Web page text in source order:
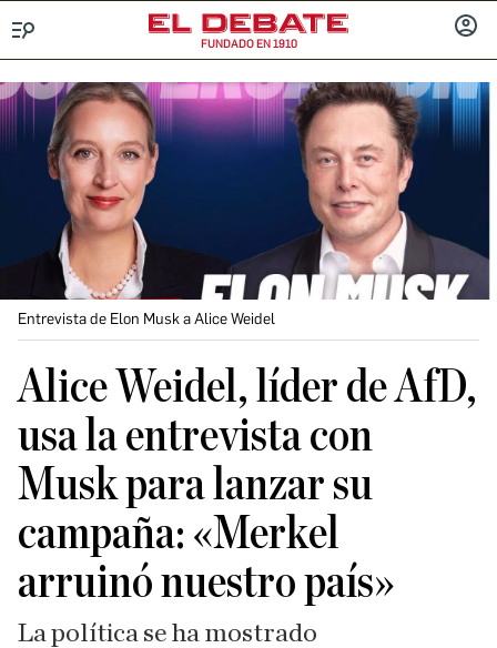
FUNDADO EN 1910
Entrevista de Elon Musk a Alice Weidel
Alice Weidel, líder de AfD,
usa la entrevista con
Musk para lanzar su
campaña: «Merkel
arruinó nuestro país»
La política se ha mostrado